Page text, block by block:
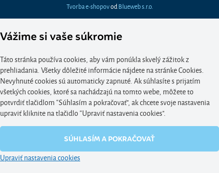
Tvorba e-shopovod Blueweb s.r.o.
Vážime si vaše súkromie
Táto stránka používa cookies, aby vám ponúkla skvelý zážitok z
prehliadania. Všetky dôležité informácie nájdete na stránke Cookies.
Nevyhnuté cookies sú automaticky zapnuté. Ak súhlasíte s prijatím
všetkých cookies, ktoré sa nachádzajú na tomto webe, môžete to
potvrdiť tlačidlom “Súhlasím a pokračovať", ak chcete svoje nastavenia
upraviť kliknite na tlačidlo “Upraviť nastavenia cookies".
SÚHLASÍM A POKRAČOVAŤ
Upraviť nastavenia cookies